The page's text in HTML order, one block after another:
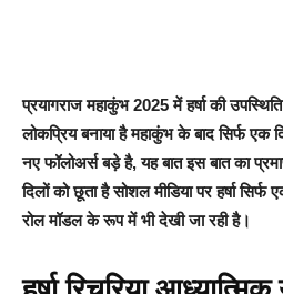
प्रयागराज महाकुंभ 2025 में हर्षा की
लोकप्रिय बनाया है महाकुंभ के बाद सिर्फ
नए फॉलोअर्स बड़े है, यह बात इस बात का
दिलों को छूता है सोशल मीडिया पर हर्षा
रोल मॉडल के रूप में भी देखी जा रही है।